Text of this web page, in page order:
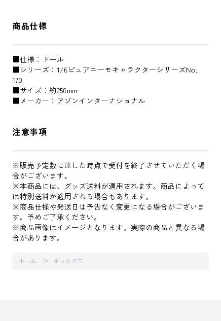
商品仕様
■仕様：ドール
■シリーズ：1/6ピュアニーモキャラクターシリーズNo．
170
■サイズ：約250mm
■メーカー：アゾンインターナショナル
注意事項
※販売予定数に達した時点で受付を終了させていただく場
合がございます。
※本商品には、グッズ送料が適用されます。商品によって
は特別送料が適用される場合もあります。
※商品仕様や発送日は予告なく変更になる場合がございま
す。予めご了承ください。
※商品画像はイメージとなります。実際の商品と異なる場
合があります。
ホーム キャラアニ